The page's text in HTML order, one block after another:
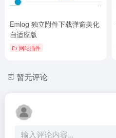
Emlog 独立附件下载弹窗美化
自适应版
网站插件
暂无评论